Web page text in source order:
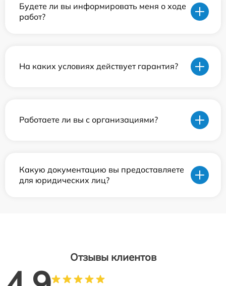
Будете ли вы информировать меня о ходе
работ?
На каких условиях действует гарантия?
Работаете ли вы с организациями?
Какую документацию вы предоставляете
для юридических лиц?
Отзывы клиентов